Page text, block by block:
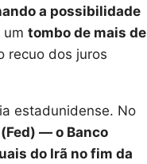
a possibilidade
um tombo de mais de
recuo dos juros
estadunidense. No
— o Banco
do Irã no fim da